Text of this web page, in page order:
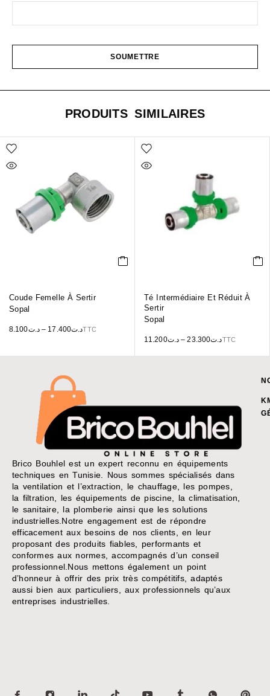
PRODUITS SIMILAIRES
Coude Femelle À Sertir
Sopal
د.ت8.100 – د.ت17.400 TTC
Té Intermédiaire Et Réduit À
Sertir
Sopal
د.ت11.200 – د.ت23.300 TTC
Brico Bouhlel est un expert reconnu en équipements
techniques en Tunisie. Nous sommes spécialisés dans
la ventilation et l’extraction, le chauffage, les pompes,
la filtration, les équipements de piscine, la climatisation,
le sanitaire, la plomberie ainsi que les solutions
industrielles.Notre engagement est de répondre
efficacement aux besoins de nos clients, en leur
proposant des produits fiables, performants et
conformes aux normes, accompagnés d’un conseil
professionnel.Nous mettons également un point
d’honneur à offrir des prix très compétitifs, adaptés
aussi bien aux particuliers, aux professionnels qu’aux
entreprises industrielles.